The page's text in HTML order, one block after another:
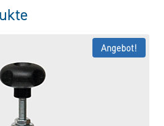
Angebot!